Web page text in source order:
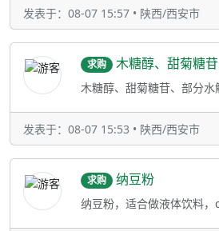
发表于：08-07 15:57 • 陕西/西安市
求购 木糖醇、甜菊糖苷、部
木糖醇、甜菊糖苷、部分水
发表于：08-07 15:53 • 陕西/西安市
求购 纳豆粉